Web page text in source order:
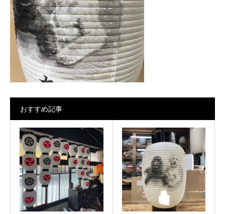
おすすめ記事